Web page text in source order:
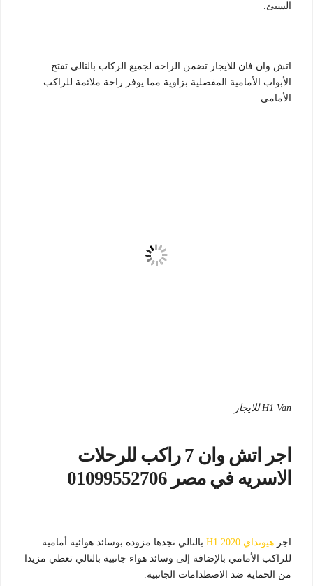
السيئ.
اتش وان فان للايجار تضمن الراحه لجميع الركاب بالتالي تفتح
الأبواب الأمامية المفصلية بزاوية مما يوفر راحة ملائمة للراكب
الأمامي.
H1 Van للايجار
اجر اتش وان 7 راكب للرحلات
الاسريه في مصر 01099552706
اجر هيونداي H1 2020
بالتالي تجدها مزوده بوسائد هوائية أمامية
للراكب الأمامي بالإضافة إلى وسائد هواء جانبية بالتالي تعطي مزيدا
من الحماية ضد الاصطدامات الجانبية.